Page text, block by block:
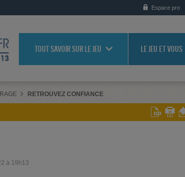
Espace pro
TOUT SAVOIR SUR LE JEU LE JEU ET VOUS
RETROUVEZ CONFIANCE
à 19h13